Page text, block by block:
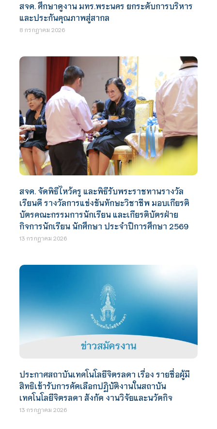
สจด. ศึกษาดูงาน มทร.พระนคร ยกระดับการบริหาร
และประกันคุณภาพสู่สากล
8 กรกฎาคม 2026
สจด. จัดพิธีไหว้ครู และพิธีรับพระราชทานรางวัล
เรียนดี รางวัลการแข่งขันทักษะวิชาชีพ มอบเกียรติ
บัตรคณะกรรมการนักเรียน และเกียรติบัตรฝ่าย
กิจการนักเรียน นักศึกษา ประจำปีการศึกษา 2569
13 กรกฎาคม 2026
ประกาศสถาบันเทคโนโลยีจิตรลดา เรื่อง รายชื่อผู้มี
สิทธิเข้ารับการคัดเลือกปฏิบัติงานในสถาบัน
เทคโนโลยีจิตรลดา สังกัด งานวิจัยและนวัตกิจ
13 กรกฎาคม 2026